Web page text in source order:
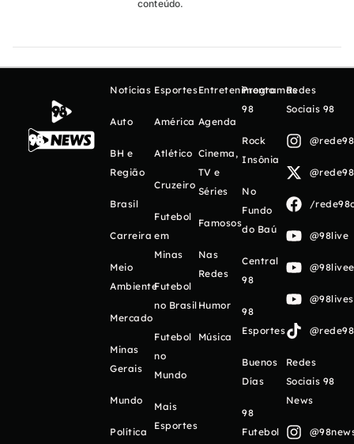
conteúdo.
Notícias
Auto
BH e
Região
Brasil
Carreira
Meio
Ambiente
Mercado
Minas
Gerais
Mundo
Política
Esportes
América
Atlético
Cruzeiro
Futebol
em
Minas
Futebol
no Brasil
Futebol
no
Mundo
Mais
Esportes
Entretenimento
Agenda
Cinema,
TV e
Séries
Famosos
Nas
Redes
Humor
Música
Programas
98
Rock
Insônia
No
Fundo
do Baú
Central
98
98
Esportes
Buenos
Días
98
Futebol
Redes
Sociais 98
/
@98live
Redes
Sociais 98
News